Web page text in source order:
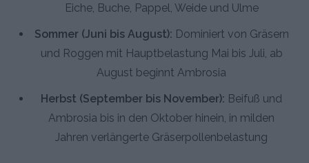
Eiche, Buche, Pappel, Weide und Ulme
Sommer (Juni bis August): Dominiert von Gräsern
und Roggen mit Hauptbelastung Mai bis Juli, ab
August beginnt Ambrosia
Herbst (September bis November): Beifuß und
Ambrosia bis in den Oktober hinein, in milden
Jahren verlängerte Gräserpollenbelastung